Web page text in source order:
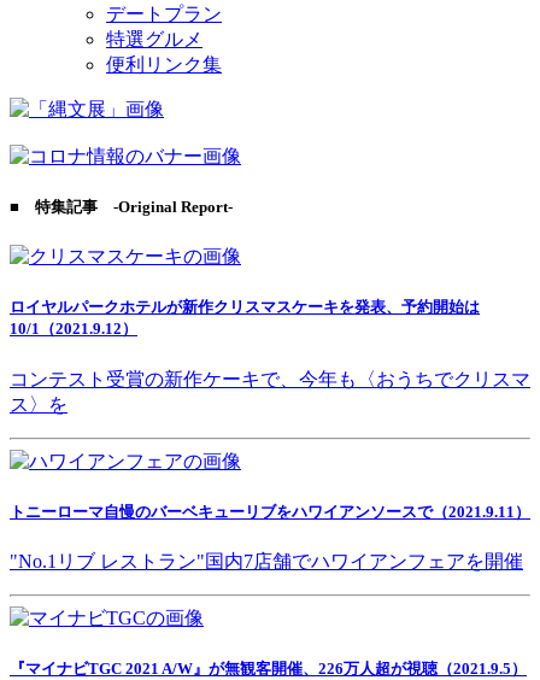
デートプラン
特選グルメ
便利リンク集
■ 特集記事 -Original Report-
ロイヤルパークホテルが新作クリスマスケーキを発表、予約開始は
10/1（2021.9.12）
コンテスト受賞の新作ケーキで、今年も〈おうちでクリスマ
ス〉を
トニーローマ自慢のバーベキューリブをハワイアンソースで（2021.9.11）
"No.1リブ レストラン"国内7店舗でハワイアンフェアを開催
『マイナビTGC 2021 A/W』が無観客開催、226万人超が視聴（2021.9.5）